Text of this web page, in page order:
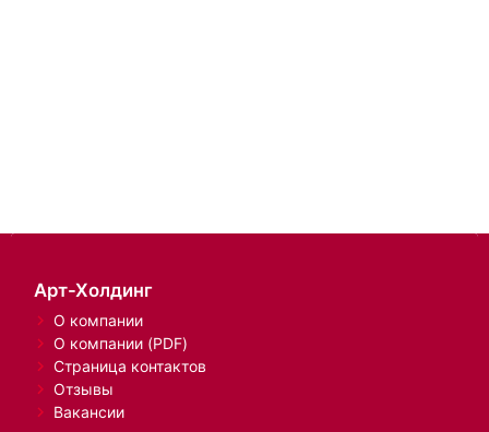
Арт-Холдинг
О компании
О компании (PDF)
Страница контактов
Отзывы
Вакансии